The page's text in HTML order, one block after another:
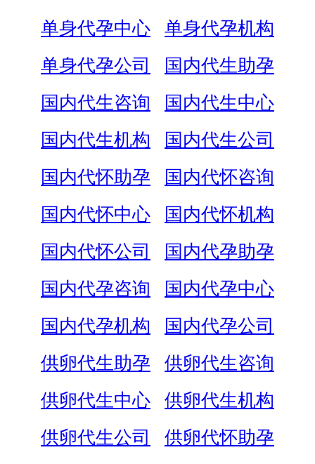
单身代孕中心
单身代孕机构
单身代孕公司
国内代生助孕
国内代生咨询
国内代生中心
国内代生机构
国内代生公司
国内代怀助孕
国内代怀咨询
国内代怀中心
国内代怀机构
国内代怀公司
国内代孕助孕
国内代孕咨询
国内代孕中心
国内代孕机构
国内代孕公司
供卵代生助孕
供卵代生咨询
供卵代生中心
供卵代生机构
供卵代生公司
供卵代怀助孕